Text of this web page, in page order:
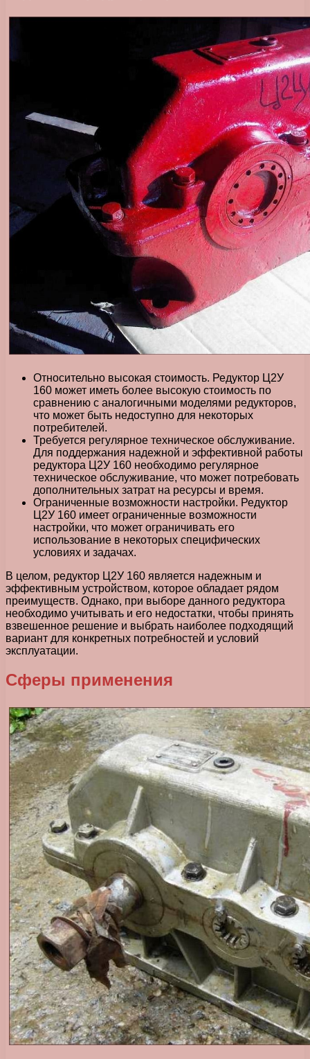
Относительно высокая стоимость. Редуктор Ц2У
160 может иметь более высокую стоимость по
сравнению с аналогичными моделями редукторов,
что может быть недоступно для некоторых
потребителей.
Требуется регулярное техническое обслуживание.
Для поддержания надежной и эффективной работы
редуктора Ц2У 160 необходимо регулярное
техническое обслуживание, что может потребовать
дополнительных затрат на ресурсы и время.
Ограниченные возможности настройки. Редуктор
Ц2У 160 имеет ограниченные возможности
настройки, что может ограничивать его
использование в некоторых специфических
условиях и задачах.
В целом, редуктор Ц2У 160 является надежным и
эффективным устройством, которое обладает рядом
преимуществ. Однако, при выборе данного редуктора
необходимо учитывать и его недостатки, чтобы принять
взвешенное решение и выбрать наиболее подходящий
вариант для конкретных потребностей и условий
эксплуатации.
Сферы применения